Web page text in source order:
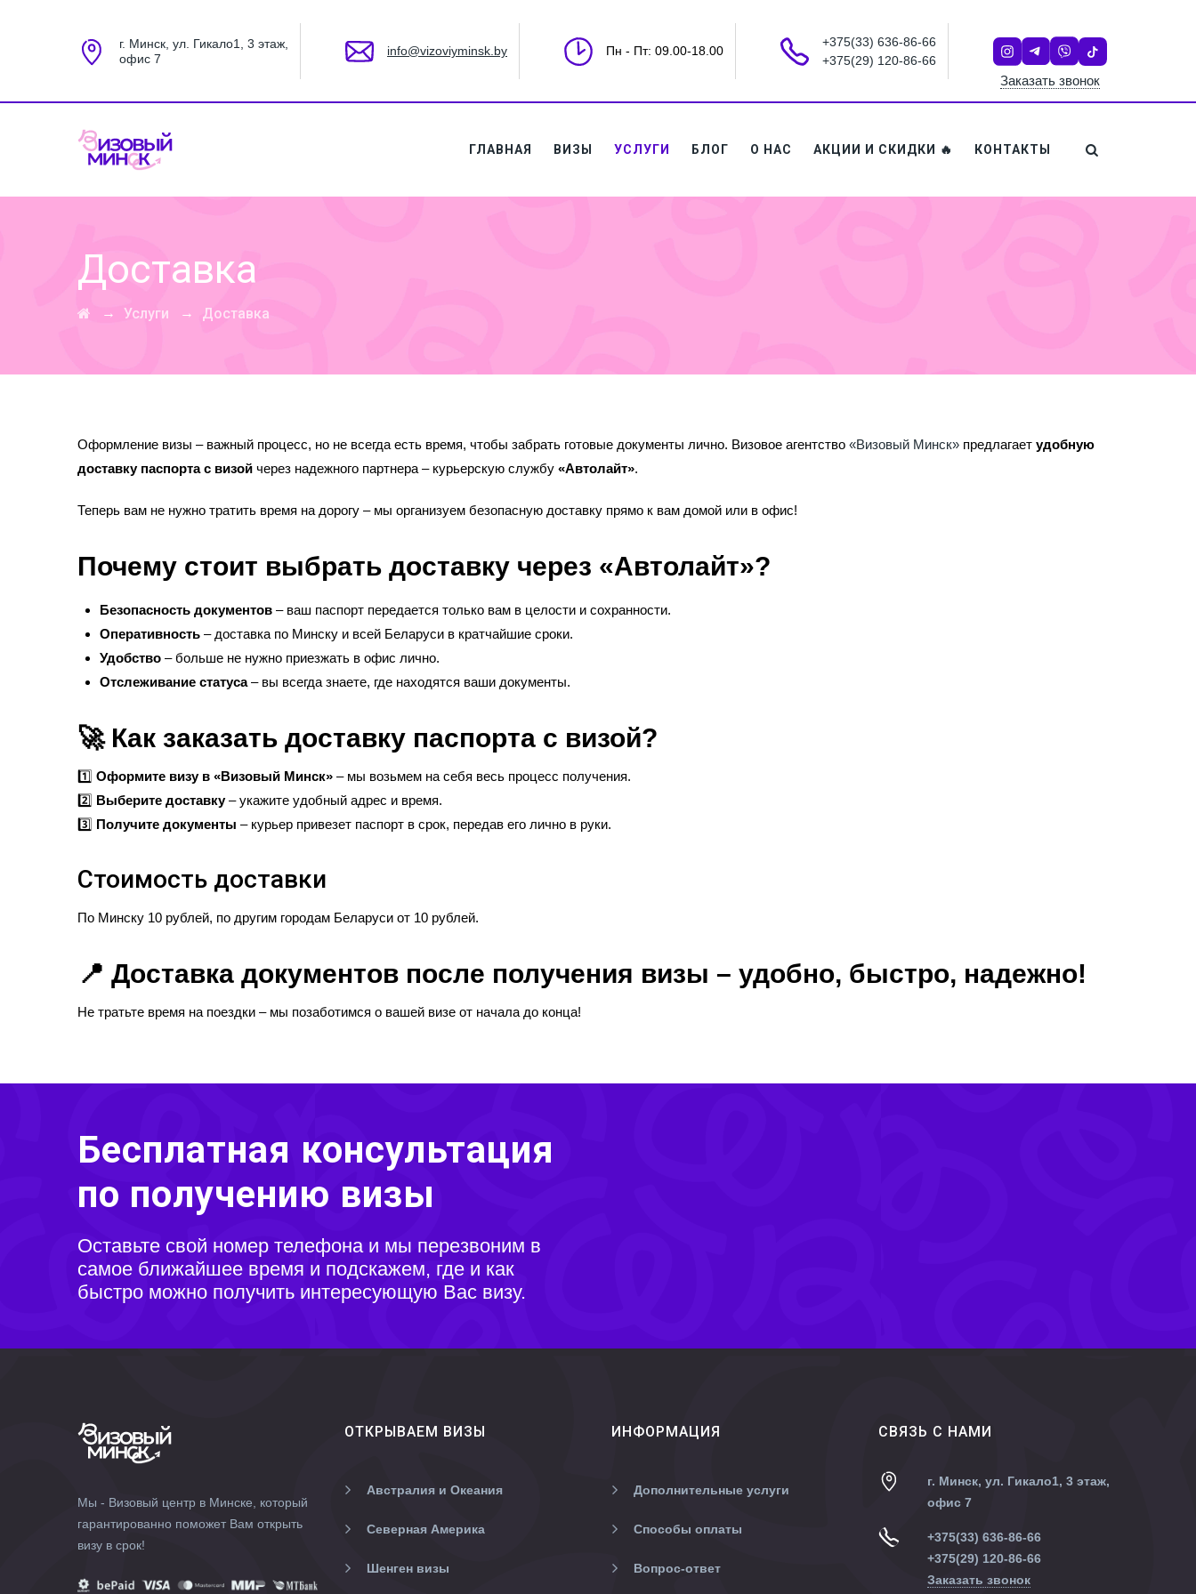
г. Минск, ул. Гикало1, 3 этаж,
офис 7
info@vizoviyminsk.by Пн - Пт: 09.00-18.00
+375(33) 636-86-66
+375(29) 120-86-66
Заказать звонок
ГЛАВНАЯ ВИЗЫ УСЛУГИ БЛОГ О НАС АКЦИИ И СКИДКИ 🔥 КОНТАКТЫ
Доставка
→ Услуги → Доставка
Оформление визы – важный процесс, но не всегда есть время, чтобы забрать готовые документы лично. Визовое агентство «Визовый Минск» предлагает удобную
доставку паспорта с визой через надежного партнера – курьерскую службу «Автолайт».
Теперь вам не нужно тратить время на дорогу – мы организуем безопасную доставку прямо к вам домой или в офис!
Почему стоит выбрать доставку через «Автолайт»?
Безопасность документов – ваш паспорт передается только вам в целости и сохранности.
Оперативность – доставка по Минску и всей Беларуси в кратчайшие сроки.
Удобство – больше не нужно приезжать в офис лично.
Отслеживание статуса– вы всегда знаете, где находятся ваши документы.
🚀 Как заказать доставку паспорта с визой?
1️⃣ Оформите визу в «Визовый Минск» – мы возьмем на себя весь процесс получения.
2️⃣ Выберите доставку– укажите удобный адрес и время.
3️⃣ Получите документы – курьер привезет паспорт в срок, передав его лично в руки.
Стоимость доставки
По Минску 10 рублей, по другим городам Беларуси от 10 рублей.
📍 Доставка документов после получения визы – удобно, быстро, надежно!
Не тратьте время на поездки – мы позаботимся о вашей визе от начала до конца!
Бесплатная консультация
по получению визы
Оставьте свой номер телефона и мы перезвоним в
самое ближайшее время и подскажем, где и как
быстро можно получить интересующую Вас визу.
Мы - Визовый центр в Минске, который
гарантированно поможет Вам открыть
визу в срок!
ОТКРЫВАЕМ ВИЗЫ
Австралия и Океания
Северная Америка
Шенген визы
ИНФОРМАЦИЯ
Дополнительные услуги
Способы оплаты
Вопрос-ответ
CВЯЗЬ С НАМИ
г. Минск, ул. Гикало1, 3 этаж,
офис 7
+375(33) 636-86-66
+375(29) 120-86-66
Заказать звонок